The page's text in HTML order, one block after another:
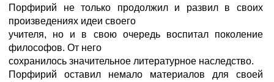
Порфирий не только продолжил и развил в своих
произведениях идеи своего
учителя, но и в свою очередь воспитал поколение
философов. От него
сохранилось значительное литературное наследство.
Порфирий оставил немало материалов для своей